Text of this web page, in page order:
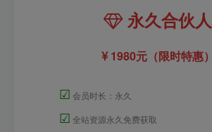
永久合伙人
1980元（限时特惠）
☑ 会员时长：永久
☑ 全站资源永久免费获取